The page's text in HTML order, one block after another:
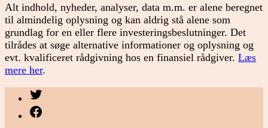
Alt indhold, nyheder, analyser, data m.m. er alene beregnet
til almindelig oplysning og kan aldrig stå alene som
grundlag for en eller flere investeringsbeslutninger. Det
tilrådes at søge alternative informationer og oplysning og
evt. kvalificeret rådgivning hos en finansiel rådgiver. Læs
mere her.